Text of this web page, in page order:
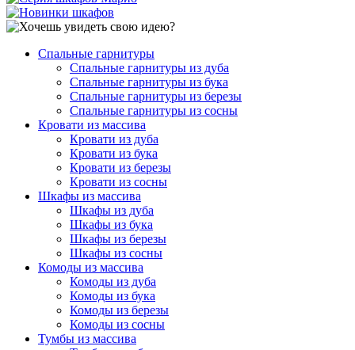
Спальные гарнитуры
Спальные гарнитуры из дуба
Спальные гарнитуры из бука
Спальные гарнитуры из березы
Спальные гарнитуры из сосны
Кровати из массива
Кровати из дуба
Кровати из бука
Кровати из березы
Кровати из сосны
Шкафы из массива
Шкафы из дуба
Шкафы из бука
Шкафы из березы
Шкафы из сосны
Комоды из массива
Комоды из дуба
Комоды из бука
Комоды из березы
Комоды из сосны
Тумбы из массива